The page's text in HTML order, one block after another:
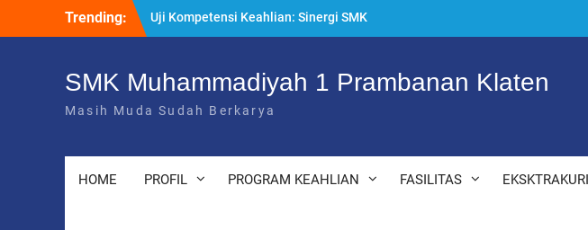
Trending:
Uji Kompetensi Keahlian: Sinergi SMK
Bersama LSP dalam Mencetak Lulusan
“Pesantren Ramadan” Sebagai Momentum
Bermuhasabah dan Perbaikan Diri
205 Murid Baru Ikuti Fortasi dan MPLS,
SMK Muhammadiyah 1 Prambanan Klaten
Masih Muda Sudah Berkarya
HOME PROFIL PROGRAM KEAHLIAN FASILITAS